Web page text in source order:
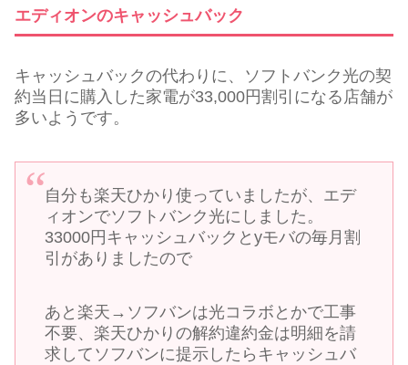
エディオンのキャッシュバック
キャッシュバックの代わりに、ソフトバンク光の契
約当日に購入した家電が33,000円割引になる店舗が
多いようです。
自分も楽天ひかり使っていましたが、エデ
ィオンでソフトバンク光にしました。
33000円キャッシュバックとyモバの毎月割
引がありましたので
あと楽天→ソフバンは光コラボとかで工事
不要、楽天ひかりの解約違約金は明細を請
求してソフバンに提示したらキャッシュバ